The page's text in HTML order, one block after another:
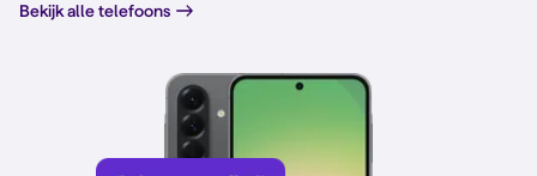
Bekijk alle telefoons